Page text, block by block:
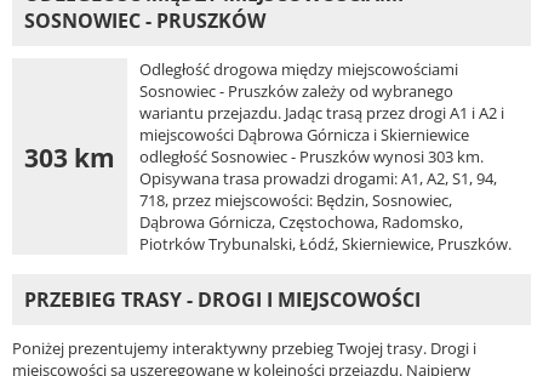
SOSNOWIEC - PRUSZKÓW
303 km
Odległość drogowa między miejscowościami
Sosnowiec - Pruszków zależy od wybranego
wariantu przejazdu. Jadąc trasą przez drogi A1 i A2 i
miejscowości Dąbrowa Górnicza i Skierniewice
odległość Sosnowiec - Pruszków wynosi 303 km.
Opisywana trasa prowadzi drogami: A1, A2, S1, 94,
718, przez miejscowości: Będzin, Sosnowiec,
Dąbrowa Górnicza, Częstochowa, Radomsko,
Piotrków Trybunalski, Łódź, Skierniewice, Pruszków.
PRZEBIEG TRASY - DROGI I MIEJSCOWOŚCI
Poniżej prezentujemy interaktywny przebieg Twojej trasy. Drogi i
miejscowości są uszeregowane w kolejności przejazdu. Najpierw